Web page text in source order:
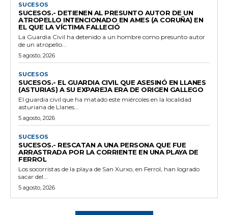
SUCESOS
SUCESOS.- DETIENEN AL PRESUNTO AUTOR DE UN
ATROPELLO INTENCIONADO EN AMES (A CORUÑA) EN
EL QUE LA VÍCTIMA FALLECIÓ
La Guardia Civil ha detenido a un hombre como presunto autor
de un atropello...
5 agosto, 2026
SUCESOS
SUCESOS.- EL GUARDIA CIVIL QUE ASESINÓ EN LLANES
(ASTURIAS) A SU EXPAREJA ERA DE ORIGEN GALLEGO
El guardia civil que ha matado este miércoles en la localidad
asturiana de Llanes...
5 agosto, 2026
SUCESOS
SUCESOS.- RESCATAN A UNA PERSONA QUE FUE
ARRASTRADA POR LA CORRIENTE EN UNA PLAYA DE
FERROL
Los socorristas de la playa de San Xurxo, en Ferrol, han logrado
sacar del...
5 agosto, 2026